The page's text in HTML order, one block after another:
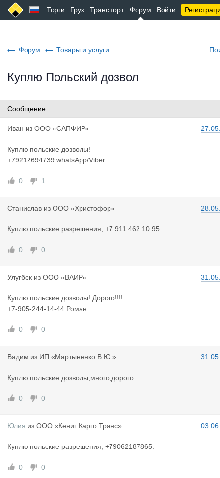
Торги Груз Транспорт Форум Войти
Форум Товары и услуги
Куплю Польский дозвол
Сообщение
Иван из ООО «САПФИР»
Куплю польские дозволы!
+79212694739 whatsApp/Viber
0 1
Станислав из ООО «Христофор»
Куплю польские разрешения, +7 911 462 10 95.
0 0
Улугбек из ООО «ВАИР»
Куплю польские дозволы! Дорого!!!!
+7-905-244-14-44 Роман
0 0
Вадим из ИП «Мартыненко В.Ю.»
Куплю польские дозволы,много,дорого.
0 0
Юлия из ООО «Кениг Карго Транс»
Куплю польские разрешения, +79062187865.
0 0